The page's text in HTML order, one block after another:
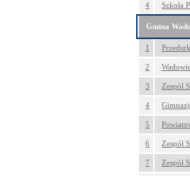
4 Szkoła
Gmina
1
2
3 Zespół
4
5
6 Zespół
7 Zespół